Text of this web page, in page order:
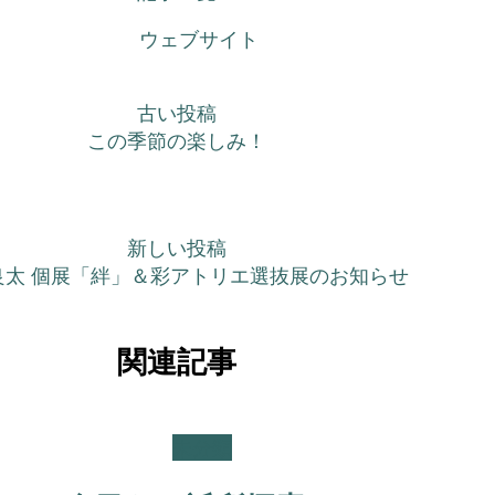
ウェブサイト
古い投稿
この季節の楽しみ！
新しい投稿
個展「絆」＆彩アトリエ選抜展のお知らせ
関連記事